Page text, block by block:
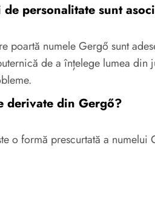
personalitate sunt
poartă numele Gergő sunt
de a înțelege lumea din
derivate din Gergő?
o formă prescurtată a